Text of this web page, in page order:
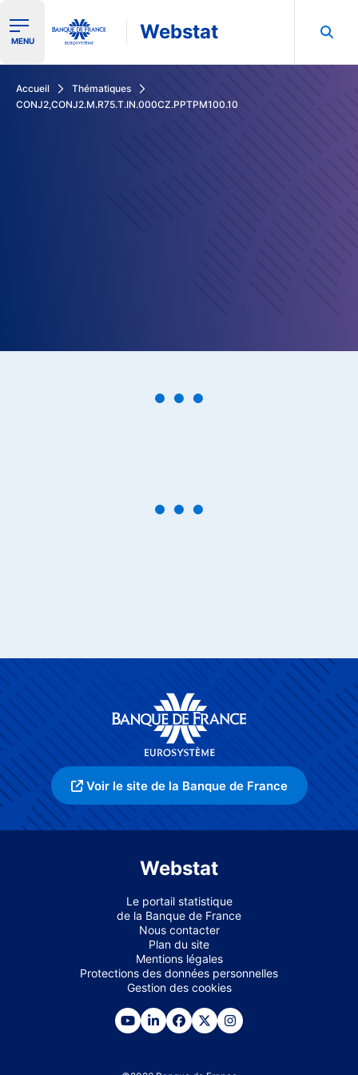
Ouvrir le menu de navigation
MENU Webstat
Accueil
Thématiques
CONJ2,CONJ2.M.R75.T.IN.000CZ.PPTPM100.10
Voir le site de la Banque de France
Webstat
Le portail statistique
de la Banque de France
Nous contacter
Plan du site
Mentions légales
Protections des données personnelles
Gestion des cookies